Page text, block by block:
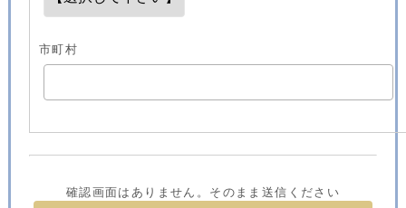
市町村
確認画面はありません。そのまま送信ください